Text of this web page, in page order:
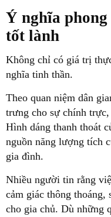
Ý nghĩa
tốt lành
Không chỉ có giá trị
nghĩa tinh thần.
Theo quan niệm dân
trưng cho sự chính
Hình dáng thanh thoát
nguồn năng lượng tích
gia đình.
Nhiều người tin rằng
cảm giác thông thoáng,
cho gia chủ. Dù những